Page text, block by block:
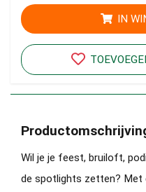
IN
Wil je je feest, bruiloft,
de spotlights zetten? Met